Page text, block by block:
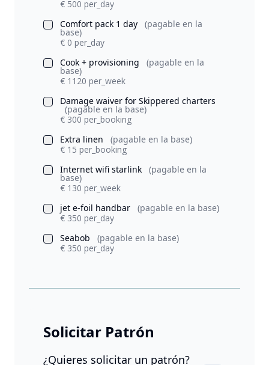
€ 500 per_day
Comfort pack 1 day
(pagable en la
base)
€ 0 per_day
Cook + provisioning
(pagable en la
base)
€ 1120 per_week
Damage waiver for Skippered charters
(pagable en la base)
€ 300 per_booking
Extra linen
(pagable en la base)
€ 15 per_booking
Internet wifi starlink
(pagable en la
base)
€ 130 per_week
jet e-foil handbar
(pagable en la base)
€ 350 per_day
Seabob
(pagable en la base)
€ 350 per_day
Solicitar Patrón
¿Quieres solicitar un patrón?